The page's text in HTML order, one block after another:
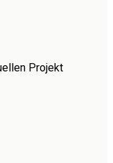
Projekt